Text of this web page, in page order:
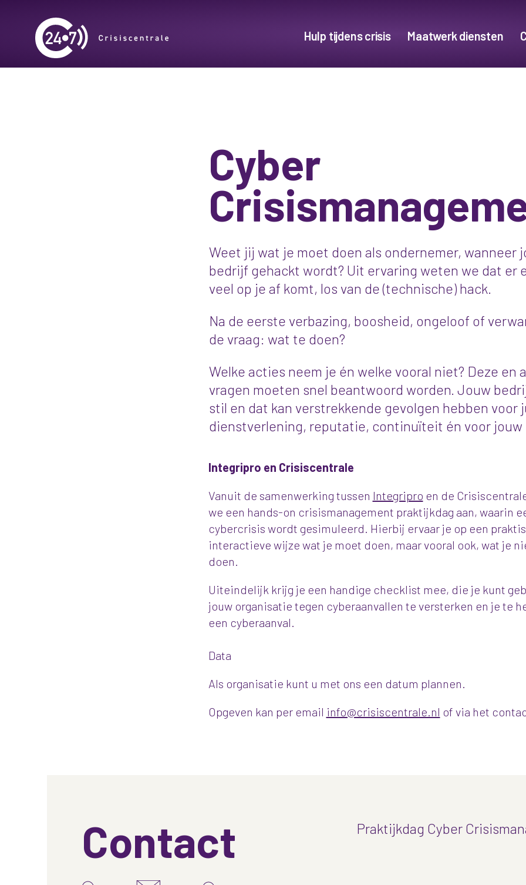
Hulp tijdens crisis Maatwerk diensten
Cyber
Weet jij wat je moet doen als ondernemer, wanneer
bedrijf gehackt wordt? Uit ervaring weten we dat er
veel op je af komt, los van de (technische) hack.
Na de eerste verbazing, boosheid, ongeloof of
de vraag: wat te doen?
Welke acties neem je én welke vooral niet? Deze en
vragen moeten snel beantwoord worden. Jouw
stil en dat kan verstrekkende gevolgen hebben voor
dienstverlening, reputatie, continuïteit én voor jouw
Integripro en Crisiscentrale
Vanuit de samenwerking tussen Integripro en de
we een hands-on crisismanagement praktijkdag aan, waarin
cybercrisis wordt gesimuleerd. Hierbij ervaar je op een
interactieve wijze wat je moet doen, maar vooral ook, wat je
doen.
Uiteindelijk krijg je een handige checklist mee, die je kunt
jouw organisatie tegen cyberaanvallen te versterken en je te
een cyberaanval.
Data
Als organisatie kunt u met ons een datum plannen.
Opgeven kan per email info@crisiscentrale.nl of via het
Contact Praktijkdag Cyber